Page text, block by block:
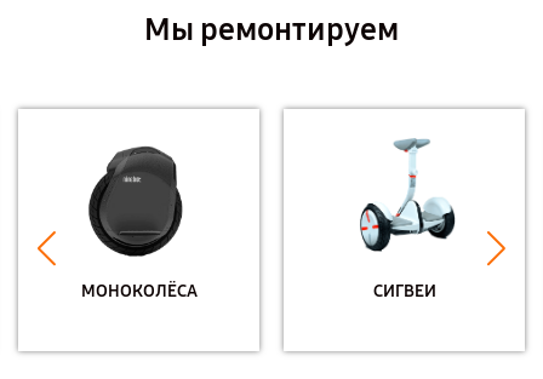
Мы ремонтируем
МОНОКОЛЁСА СИГВЕИ